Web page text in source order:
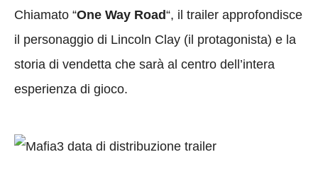
Chiamato “One Way Road“, il trailer approfondisce
il personaggio di Lincoln Clay (il protagonista) e la
storia di vendetta che sarà al centro dell’intera
esperienza di gioco.